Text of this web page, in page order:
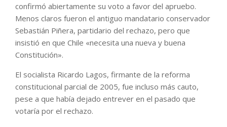
confirmó abiertamente su voto a favor del apruebo.
Menos claros fueron el antiguo mandatario conservador
Sebastián Piñera, partidario del rechazo, pero que
insistió en que Chile «necesita una nueva y buena
Constitución».
El socialista Ricardo Lagos, firmante de la reforma
constitucional parcial de 2005, fue incluso más cauto,
pese a que había dejado entrever en el pasado que
votaría por el rechazo.